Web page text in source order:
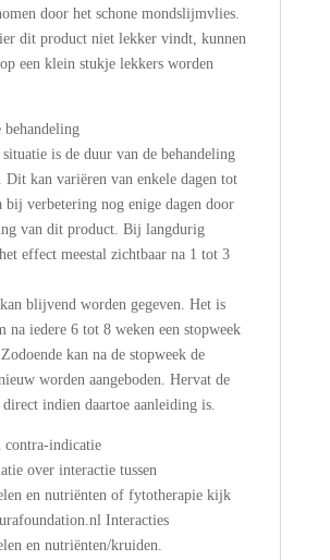
door het schone mondslijmvlies.
dit product niet lekker vindt, kunnen
een klein stukje lekkers worden
is de duur van de behandeling
kan variëren van enkele dagen tot
bij verbetering nog enige dagen door
van dit product. Bij langdurig
effect meestal zichtbaar na 1 tot 3
blijvend worden gegeven. Het is
na iedere 6 tot 8 weken een stopweek
kan na de stopweek de
worden aangeboden. Hervat de
indien daartoe aanleiding is.
contra-indicatie
over interactie tussen
en nutriënten of fytotherapie kijk
Interacties
en nutriënten/kruiden.